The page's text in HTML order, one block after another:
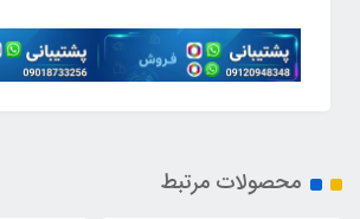
محصولات مرتبط